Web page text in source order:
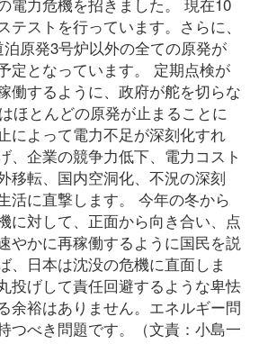
テストを行っています。さらに、
原発3号炉以外の全ての原発が
定となっています。 定期点検が
働するように、政府が舵を切らな
ほとんどの原発が止まることに
によって電力不足が深刻化すれ
、企業の競争力低下、電力コスト
移転、国内空洞化、不況の深刻
活に直撃します。 今年の冬から
に対して、正面から向き合い、点
やかに再稼働するように国民を説
、日本は沈没の危機に直面しま
投げして責任回避するような卑怯
余裕はありません。エネルギー問
つべき問題です。（文責：小島一